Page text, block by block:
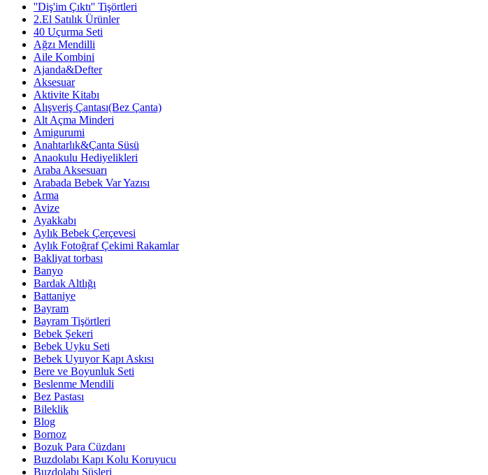
''Diş'im Çıktı'' Tişörtleri
2.El Satılık Ürünler
40 Uçurma Seti
Ağzı Mendilli
Aile Kombini
Ajanda&Defter
Aksesuar
Aktivite Kitabı
Alışveriş Çantası(Bez Çanta)
Alt Açma Minderi
Amigurumi
Anahtarlık&Çanta Süsü
Anaokulu Hediyelikleri
Araba Aksesuarı
Arabada Bebek Var Yazısı
Arma
Avize
Ayakkabı
Aylık Bebek Çerçevesi
Aylık Fotoğraf Çekimi Rakamlar
Bakliyat torbası
Banyo
Bardak Altlığı
Battaniye
Bayram
Bayram Tişörtleri
Bebek Şekeri
Bebek Uyku Seti
Bebek Uyuyor Kapı Askısı
Bere ve Boyunluk Seti
Beslenme Mendili
Bez Pastası
Bileklik
Blog
Bornoz
Bozuk Para Cüzdanı
Buzdolabı Kapı Kolu Koruyucu
Buzdolabı Süsleri